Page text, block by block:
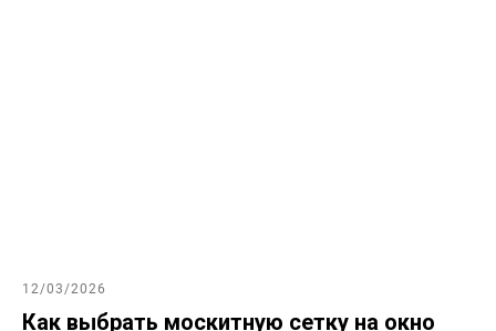
12/03/2026
Как выбрать москитную сетку на окно